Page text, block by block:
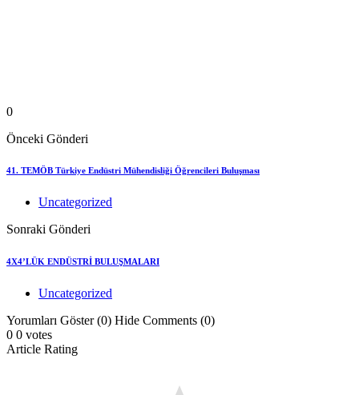
0
Önceki Gönderi
41. TEMÖB Türkiye Endüstri Mühendisliği Öğrencileri Buluşması
Uncategorized
Sonraki Gönderi
4X4’LÜK ENDÜSTRİ BULUŞMALARI
Uncategorized
Yorumları Göster (0) Hide Comments (0)
0 0 votes
Article Rating